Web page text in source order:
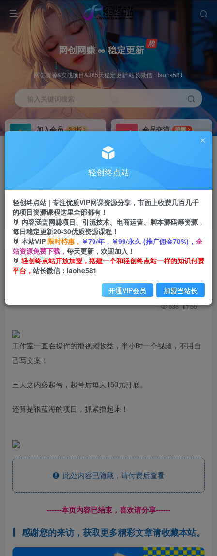
网创网赚 ∞ 稳定更新
网创资源&实战项目&365天稳定更新 站长微信：laohe581
输入关键词搜索
加入会员
3.3折
会员交流
群聊
首页 创业课程 会员专属 正文
（7855期）最新撸视频收益玩法，一天轻松200+
关注 私信
538 55
工作室一直在操作的撸视频收益，半小时一个视频，不用自
己写文案！
三天之内必起号，起号后每天150元打底。
还算是很蓝海的项目，抓紧撸起来！
此处内容已隐藏，请付费后查看
------本页内容已结束，喜欢请分享------
感谢您的来访，获取更多精彩文章请收藏本站。
轻创终点站
轻创终点站 | 专注优质VIP网课资源分享，市面上收费几百几千
的项目资源课程这里全部都有！
🔰 内容涵盖网赚项目、引流技术、电商运营、脚本源码等资源，
每日稳定更新20-30优质资源课程！
🔰 本站VIP 限时特惠， ￥79/年，￥99/永久 (推广佣金70%)， 全
站资源免费下载， 每天更新，欢迎加入！
🔰 轻创终点站开放加盟，搭建一个和轻创终点站一样的知识付费
平台， 站长微信：laohe581
开通VIP会员 加盟当站长